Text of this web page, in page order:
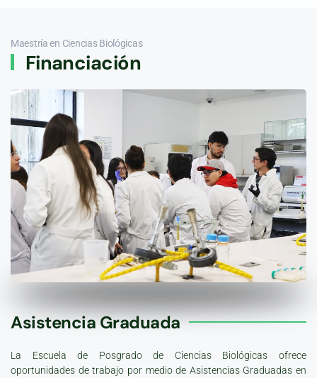
Maestría en Ciencias Biológicas
Financiación
Asistencia Graduada
La Escuela de Posgrado de Ciencias Biológicas ofrece
oportunidades de trabajo por medio de Asistencias Graduadas en